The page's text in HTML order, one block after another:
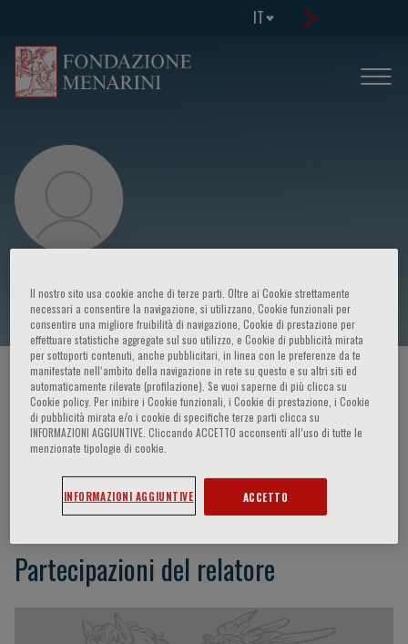
IT
Vincent Launay-Vacher
HOME PAGE / CORSI ED EVENTI / RELATORE
Vincent Launay-Vacher
Partecipazioni del relatore
Il nostro sito usa cookie anche di terze parti. Oltre ai Cookie strettamente
necessari a consentire la navigazione, si utilizzano, Cookie funzionali per
consentire una migliore fruibilità di navigazione, Cookie di prestazione per
effettuare statistiche aggregate sul suo utilizzo, e Cookie di pubblicità mirata
per sottoporti contenuti, anche pubblicitari, in linea con le preferenze da te
manifestate nell‘ambito della navigazione in rete su questo e su altri siti ed
automaticamente rilevate (profilazione). Se vuoi saperne di più clicca su
Cookie policy. Per inibire i Cookie funzionali, i Cookie di prestazione, i Cookie
di pubblicità mirata e/o i cookie di specifiche terze parti clicca su
INFORMAZIONI AGGIUNTIVE. Cliccando ACCETTO acconsenti all’uso di tutte le
menzionate tipologie di cookie.
INFORMAZIONI AGGIUNTIVE ACCETTO